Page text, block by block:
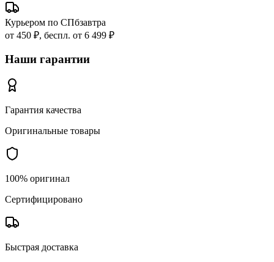
Курьером по СПбзавтра
от 450 ₽, беспл. от 6 499 ₽
Наши гарантии
Гарантия качества
Оригинальные товары
100% оригинал
Сертифицировано
Быстрая доставка